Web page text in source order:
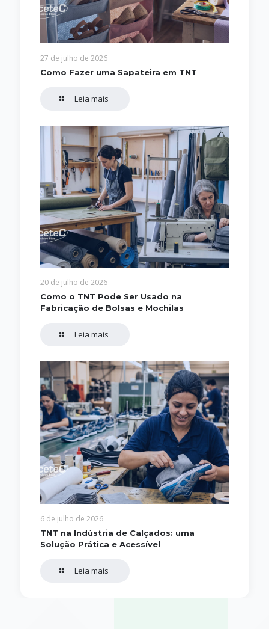
27 de julho de 2026
Como Fazer uma Sapateira em TNT
Leia mais
20 de julho de 2026
Como o TNT Pode Ser Usado na
Fabricação de Bolsas e Mochilas
Leia mais
6 de julho de 2026
TNT na Indústria de Calçados: uma
Solução Prática e Acessível
Leia mais